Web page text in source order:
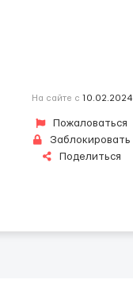
На сайте с 10.02.2024
Пожаловаться
Заблокировать
Поделиться